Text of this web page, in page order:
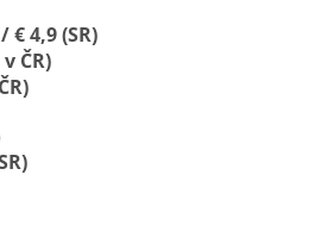
€ 4,9 (SR)
ČR)